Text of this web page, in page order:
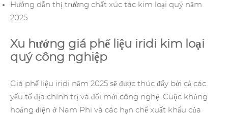
Hướng dẫn thị trường chất xúc tác kim loại quý năm
2025
Xu hướng giá phế liệu iridi kim loại
quý công nghiệp
Giá phế liệu iridi năm 2025 sẽ được thúc đẩy bởi cả các
yếu tố địa chính trị và đổi mới công nghệ. Cuộc khủng
hoảng điện ở Nam Phi và các hạn chế xuất khẩu của